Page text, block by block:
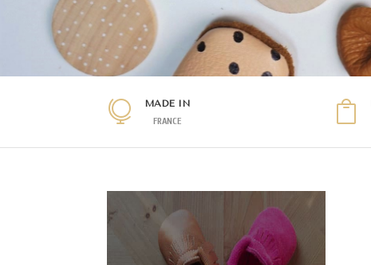

MADE IN
FRANCE
